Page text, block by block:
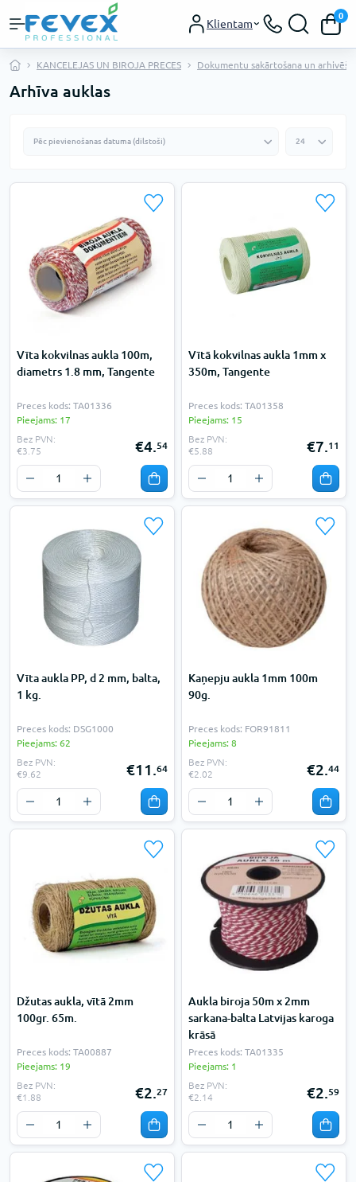
Klientam
0
KANCELEJAS UN BIROJA PRECES Dokumentu sakārtošana un
Arhīva auklas
Vīta kokvilnas aukla 100m,
diametrs 1.8 mm, Tangente
Preces kods: TA01336
Pieejams: 17
Bez PVN:
€3.75
€4.54
Vītā kokvilnas aukla 1mm x
350m, Tangente
Preces kods: TA01358
Pieejams: 15
Bez PVN:
€5.88
€7.11
Vīta aukla PP, d 2 mm, balta,
1 kg.
Preces kods: DSG1000
Pieejams: 62
Bez PVN:
€9.62
€11.64
Kaņepju aukla 1mm 100m
90g.
Preces kods: FOR91811
Pieejams: 8
Bez PVN:
€2.02
€2.44
Džutas aukla, vītā 2mm
100gr. 65m.
Preces kods: TA00887
Pieejams: 19
Bez PVN:
€1.88
€2.27
Aukla biroja 50m x 2mm
sarkana-balta Latvijas karoga
krāsā
Preces kods: TA01335
Pieejams: 1
Bez PVN:
€2.14
€2.59